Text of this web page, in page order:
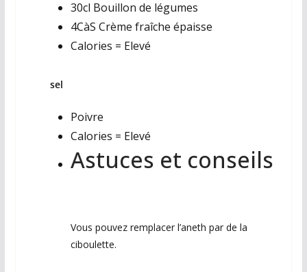
30cl Bouillon de légumes
4CàS Crème fraîche épaisse
Calories = Elevé
sel
Poivre
Calories = Elevé
Astuces et conseils
Vous pouvez remplacer l’aneth par de la
ciboulette.